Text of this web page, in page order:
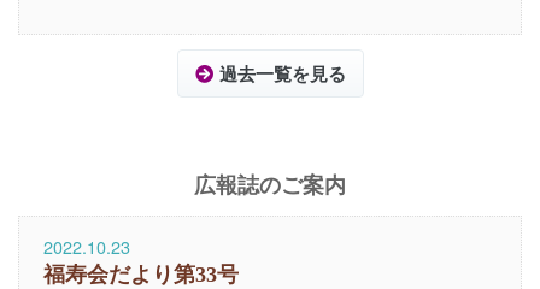
過去一覧を見る
広報誌のご案内
2022.10.23
福寿会だより第33号